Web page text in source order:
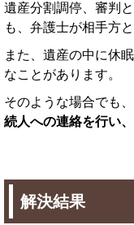
遺産分割調停、審判
も、弁護士が相手方
また、遺産の中に休
なことがあります。
そのような場合でも、
続人への連絡を行い
解決結果